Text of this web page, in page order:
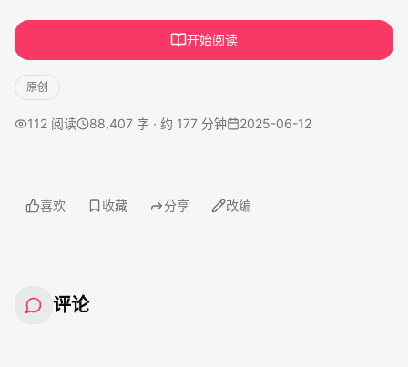
开始阅读
原创
112 阅读 88,407 字 · 约 177 分钟 2025-06-12
喜欢 收藏 分享 改编
评论